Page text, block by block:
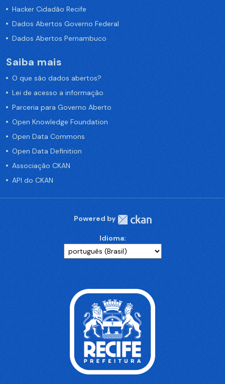
Hacker Cidadão Recife
Dados Abertos Governo Federal
Dados Abertos Pernambuco
Saiba mais
O que são dados abertos?
Lei de acesso a informação
Parceria para Governo Aberto
Open Knowledge Foundation
Open Data Commons
Open Data Definition
Associação CKAN
API do CKAN
Powered by
Idioma